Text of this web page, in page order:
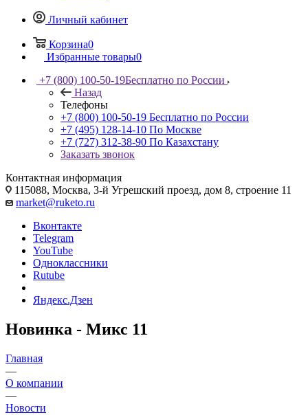
Личный кабинет
Корзина0
Избранные товары0
+7 (800) 100-50-19Бесплатно по России
Назад
Телефоны
+7 (800) 100-50-19 Бесплатно по России
+7 (495) 128-14-10 По Москве
+7 (727) 312-38-90 По Казахстану
Заказать звонок
Контактная информация
115088, Москва, 3-й Угрешский проезд, дом 8, строение 11
market@ruketo.ru
Вконтакте
Telegram
YouTube
Одноклассники
Rutube
Яндекс.Дзен
Новинка - Микс 11
Главная
—
О компании
—
Новости